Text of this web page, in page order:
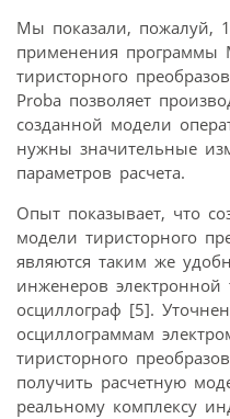
Мы показали, пожалуй,
применения программы
тиристорного
Proba позволяет
созданной модели
нужны значительные
параметров расчета.
Опыт показывает, что
модели тиристорного
являются таким же
инженеров
осциллограф [5].
осциллограммам
тиристорного
получить расчетную
реальному комплексу